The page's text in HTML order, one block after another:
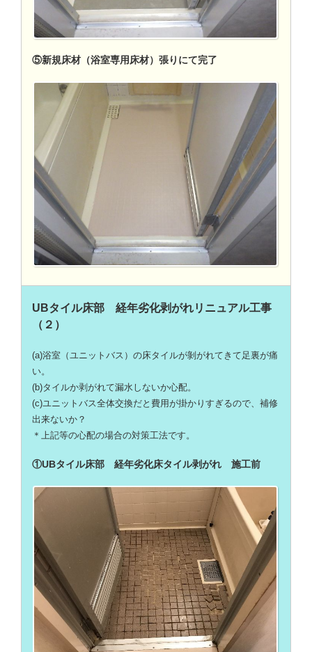
⑤新規床材（浴室専用床材）張りにて完了
UBタイル床部 経年劣化剥がれリニュアル工事
（２）
(a)浴室（ユニットバス）の床タイルが剝がれてきて足裏が痛
い。
(b)タイルか剥がれて漏水しないか心配。
(c)ユニットバス全体交換だと費用が掛かりすぎるので、補修
出来ないか？
＊上記等の心配の場合の対策工法です。
①UBタイル床部 経年劣化床タイル剥がれ 施工前